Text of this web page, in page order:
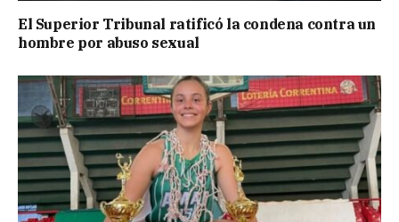
El Superior Tribunal ratificó la condena contra un
hombre por abuso sexual